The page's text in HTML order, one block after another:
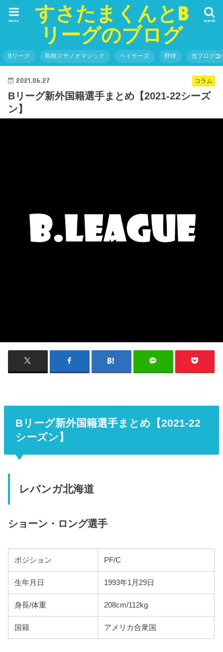
すさたまくんとB
リーグのブログ
search
menu
Bリーグ 島根スサノオマジック ペイサーズ 野球 当ブログに
コラム
2021.06.27
Bリーグ新外国籍選手まとめ【2021-22シーズ
ン】
Bリーグ新外国籍選手まとめ【2021-22
シーズン】
レバンガ北海道
ショーン・ロング選手
ポジション PF/C
生年月日 1993年1月29日
身長/体重 208cm/112kg
国籍 アメリカ合衆国